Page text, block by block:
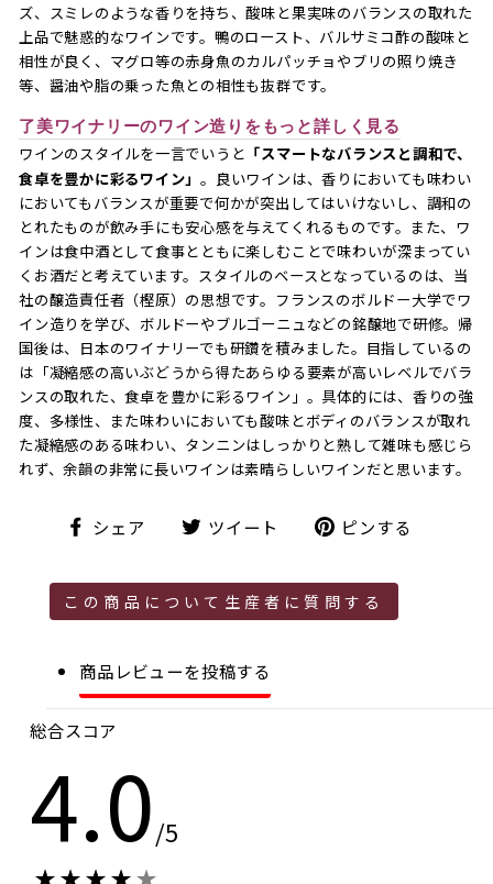
ズ、スミレのような香りを持ち、酸味と果実味のバランスの取れた
上品で魅惑的なワインです。鴨のロースト、バルサミコ酢の酸味と
相性が良く、マグロ等の赤身魚のカルパッチョやブリの照り焼き
等、醤油や脂の乗った魚との相性も抜群です。
了美ワイナリーのワイン造りをもっと詳しく見る
ワインのスタイルを一言でいうと 「スマートなバランスと調和で、
食卓を豊かに彩るワイン」。良いワインは、香りにおいても味わい
においてもバランスが重要で何かが突出してはいけないし、調和の
とれたものが飲み手にも安心感を与えてくれるものです。また、ワ
インは食中酒として食事とともに楽しむことで味わいが深まってい
くお酒だと考えています。スタイルのベースとなっているのは、当
社の醸造責任者（樫原）の思想です。フランスのボルドー大学でワ
イン造りを学び、ボルドーやブルゴーニュなどの銘醸地で研修。帰
国後は、日本のワイナリーでも研鑽を積みました。目指しているの
は「凝縮感の高いぶどうから得たあらゆる要素が高いレベルでバラ
ンスの取れた、食卓を豊かに彩るワイン」。具体的には、香りの強
度、多様性、また味わいにおいても酸味とボディのバランスが取れ
た凝縮感のある味わい、タンニンはしっかりと熟して雑味も感じら
れず、余韻の非常に長いワインは素晴らしいワインだと思います。
シェア ツイート
ト
ピンする
この商品について生産者に質問する
商品レビューを投稿する
総合スコア
4.0/5